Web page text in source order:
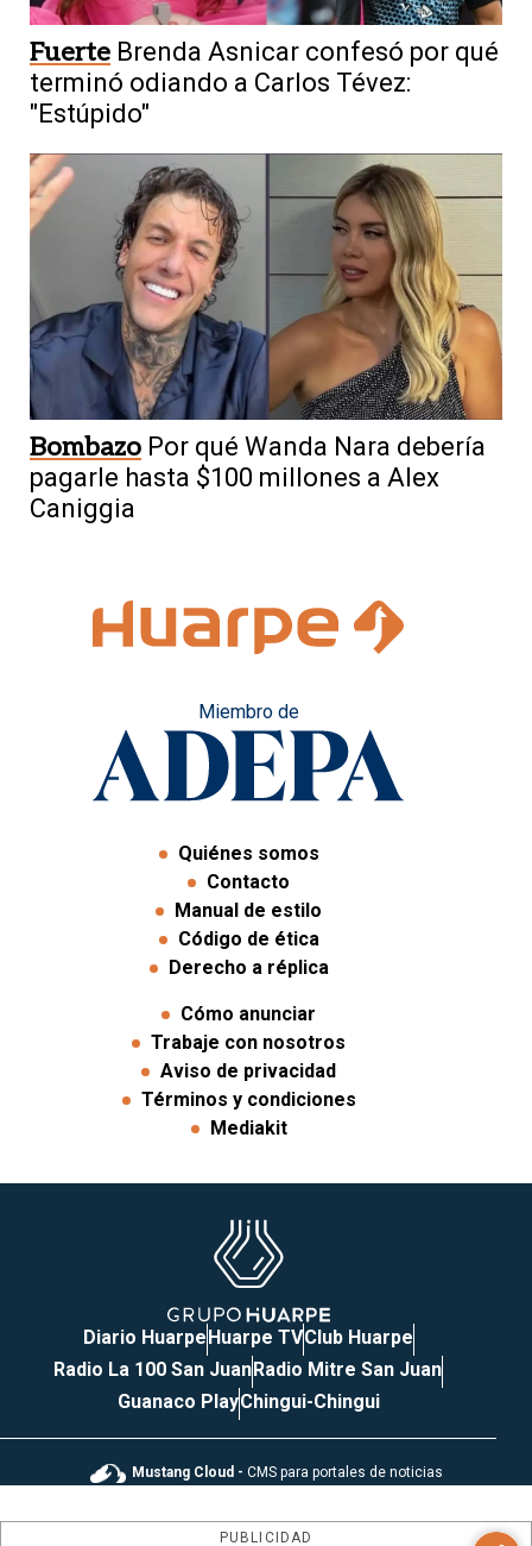
Fuerte Brenda Asnicar confesó por qué
terminó odiando a Carlos Tévez:
"Estúpido"
Bombazo Por qué Wanda Nara debería
pagarle hasta $100 millones a Alex
Caniggia
Miembro de
Quiénes somos
Contacto
Manual de estilo
Código de ética
Derecho a réplica
Cómo anunciar
Trabaje con nosotros
Aviso de privacidad
Términos y condiciones
Mediakit
Diario HuarpeHuarpe TVClub Huarpe
Radio La 100 San JuanRadio Mitre San Juan
Guanaco PlayChingui-Chingui
Mustang Cloud - CMS para portales de noticias
PUBLICIDAD